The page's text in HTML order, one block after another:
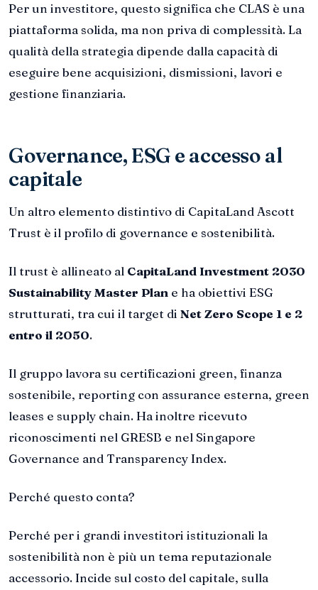
Per un investitore, questo significa che CLAS è una
piattaforma solida, ma non priva di complessità. La
qualità della strategia dipende dalla capacità di
eseguire bene acquisizioni, dismissioni, lavori e
gestione finanziaria.
Governance, ESG e accesso al
capitale
Un altro elemento distintivo di CapitaLand Ascott
Trust è il profilo di governance e sostenibilità.
Il trust è allineato al CapitaLand Investment 2030
Sustainability Master Plan e ha obiettivi ESG
strutturati, tra cui il target di Net Zero Scope 1 e 2
entro il 2050.
Il gruppo lavora su certificazioni green, finanza
sostenibile, reporting con assurance esterna, green
leases e supply chain. Ha inoltre ricevuto
riconoscimenti nel GRESB e nel Singapore
Governance and Transparency Index.
Perché questo conta?
Perché per i grandi investitori istituzionali la
sostenibilità non è più un tema reputazionale
accessorio. Incide sul costo del capitale, sulla